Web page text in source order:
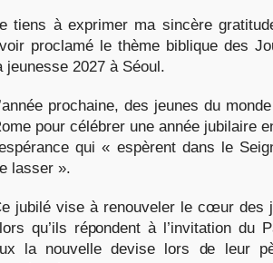
tiens à exprimer ma sincère
proclamé le thème biblique des
jeunesse 2027 à Séoul.
prochaine, des jeunes du
pour célébrer une année jubilaire
qui « espèrent dans le
lasser ».
jubilé vise à renouveler le cœur des
qu’ils répondent à l’invitation du
la nouvelle devise lors de leur